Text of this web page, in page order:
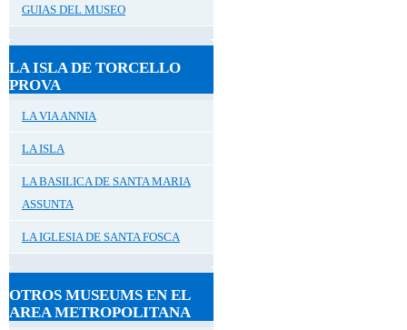
GUIAS DEL MUSEO
LA ISLA DE TORCELLO
PROVA
LA VIA ANNIA
LA ISLA
LA BASILICA DE SANTA MARIA
ASSUNTA
LA IGLESIA DE SANTA FOSCA
OTROS MUSEUMS EN EL
AREA METROPOLITANA